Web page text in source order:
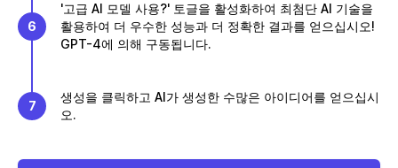
6
'고급 AI 모델 사용?' 토글을 활성화하여 최첨단 AI 기술을
활용하여 더 우수한 성능과 더 정확한 결과를 얻으십시오!
GPT-4에 의해 구동됩니다.
7
생성을 클릭하고 AI가 생성한 수많은 아이디어를 얻으십시
오.